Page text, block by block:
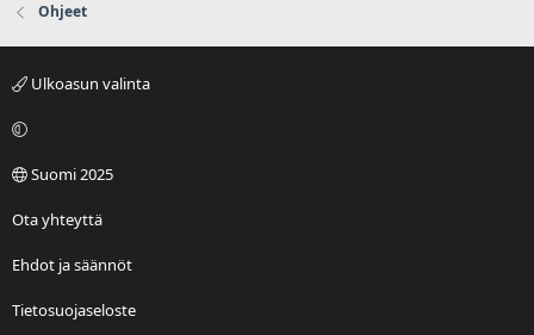
Ohjeet
Ulkoasun valinta
Suomi 2025
Ota yhteyttä
Ehdot ja säännöt
Tietosuojaseloste